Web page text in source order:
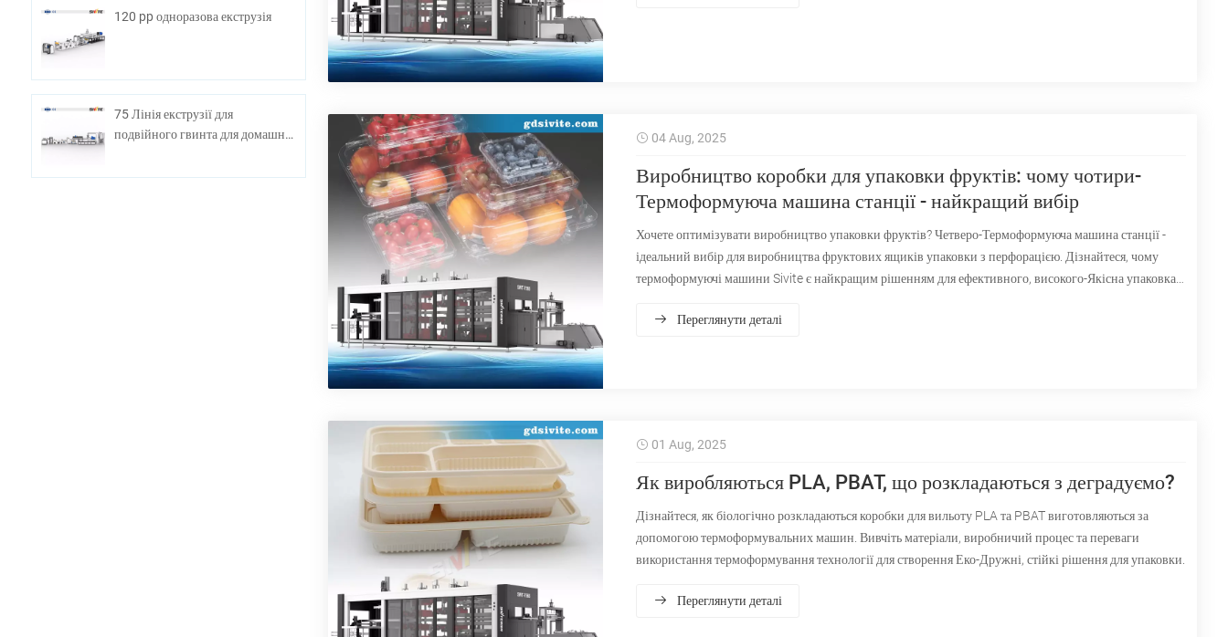
120 pp одноразова екструзія
75 Лінія екструзії для
подвійного гвинта для домашніх
04 Aug, 2025
Виробництво коробки для упаковки фруктів: чому чотири-
Термоформуюча машина станції - найкращий вибір
Хочете оптимізувати виробництво упаковки фруктів? Четверо-Термоформуюча машина станції -
ідеальний вибір для виробництва фруктових ящиків упаковки з перфорацією. Дізнайтеся, чому
термоформуючі машини Sivite є найкращим рішенням для ефективного, високого-Якісна упаковка
Переглянути деталі
01 Aug, 2025
Як виробляються PLA, PBAT, що розкладаються з деградуємо?
Дізнайтеся, як біологічно розкладаються коробки для вильоту PLA та PBAT виготовляються за
допомогою термоформувальних машин. Вивчіть матеріали, виробничий процес та переваги
використання термоформування технології для створення Еко-Дружні, стійкі рішення для упаковки.
Переглянути деталі